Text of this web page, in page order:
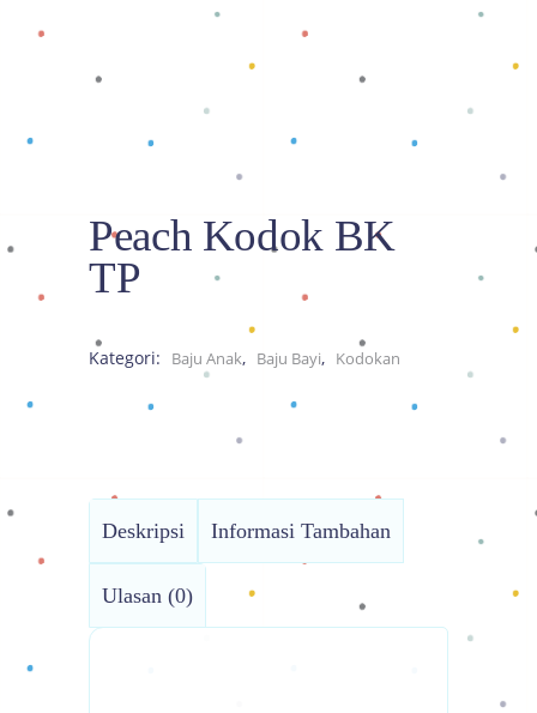
Peach Kodok BK
TP
Kategori: Baju Anak, Baju Bayi, Kodokan
Deskripsi Informasi Tambahan
Ulasan (0)